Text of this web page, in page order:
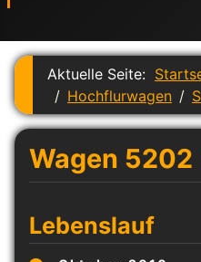
Aktuelle Seite:
Hochflurwagen
Wagen 5202
Lebenslauf